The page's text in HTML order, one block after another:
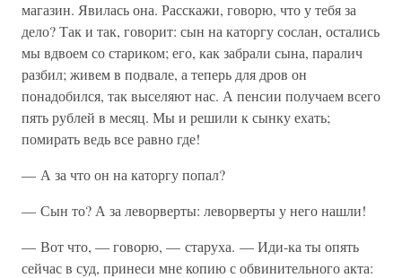
магазин. Явилась она. Расскажи, говорю, что у тебя за
дело? Так и так, говорит: сын на каторгу сослан, остались
мы вдвоем со стариком; его, как забрали сына, паралич
разбил; живем в подвале, а теперь для дров он
понадобился, так выселяют нас. А пенсии получаем всего
пять рублей в месяц. Мы и решили к сынку ехать;
помирать ведь все равно где!
— А за что он на каторгу попал?
— Сын то? А за леворверты: леворверты у него нашли!
— Вот что, — говорю, — старуха. — Иди-ка ты опять
сейчас в суд, принеси мне копию с обвинительного акта: